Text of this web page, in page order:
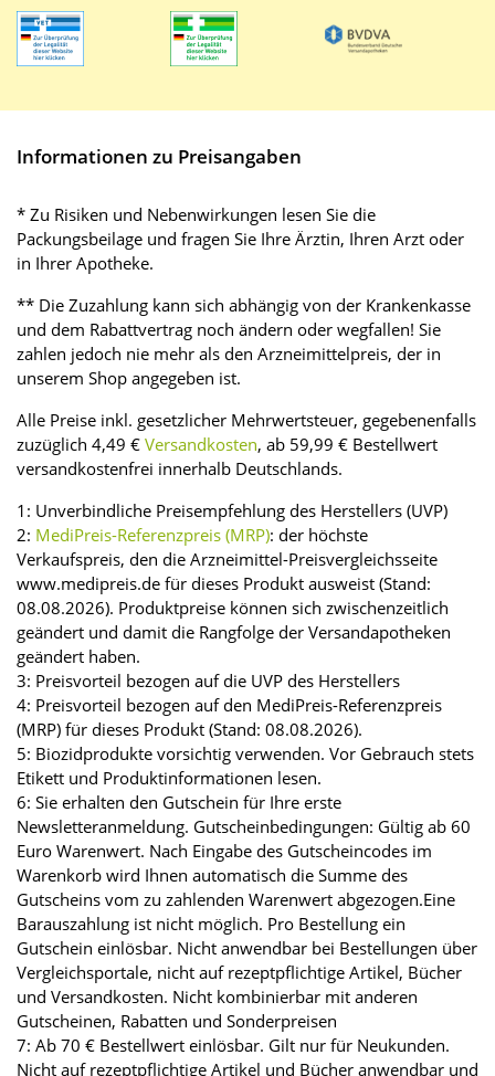
Informationen zu Preisangaben
* Zu Risiken und Nebenwirkungen lesen Sie die
Packungsbeilage und fragen Sie Ihre Ärztin, Ihren Arzt oder
in Ihrer Apotheke.
** Die Zuzahlung kann sich abhängig von der Krankenkasse
und dem Rabattvertrag noch ändern oder wegfallen! Sie
zahlen jedoch nie mehr als den Arzneimittelpreis, der in
unserem Shop angegeben ist.
Alle Preise inkl. gesetzlicher Mehrwertsteuer, gegebenenfalls
zuzüglich 4,49 € Versandkosten, ab 59,99 € Bestellwert
versandkostenfrei innerhalb Deutschlands.
1: Unverbindliche Preisempfehlung des Herstellers (UVP)
2: MediPreis-Referenzpreis (MRP): der höchste
Verkaufspreis, den die Arzneimittel-Preisvergleichsseite
www.medipreis.de für dieses Produkt ausweist (Stand:
08.08.2026). Produktpreise können sich zwischenzeitlich
geändert und damit die Rangfolge der Versandapotheken
geändert haben.
3: Preisvorteil bezogen auf die UVP des Herstellers
4: Preisvorteil bezogen auf den MediPreis-Referenzpreis
(MRP) für dieses Produkt (Stand: 08.08.2026).
5: Biozidprodukte vorsichtig verwenden. Vor Gebrauch stets
Etikett und Produktinformationen lesen.
6: Sie erhalten den Gutschein für Ihre erste
Newsletteranmeldung. Gutscheinbedingungen: Gültig ab 60
Euro Warenwert. Nach Eingabe des Gutscheincodes im
Warenkorb wird Ihnen automatisch die Summe des
Gutscheins vom zu zahlenden Warenwert abgezogen.Eine
Barauszahlung ist nicht möglich. Pro Bestellung ein
Gutschein einlösbar. Nicht anwendbar bei Bestellungen über
Vergleichsportale, nicht auf rezeptpflichtige Artikel, Bücher
und Versandkosten. Nicht kombinierbar mit anderen
Gutscheinen, Rabatten und Sonderpreisen
7: Ab 70 € Bestellwert einlösbar. Gilt nur für Neukunden.
Nicht auf rezeptpflichtige Artikel und Bücher anwendbar und